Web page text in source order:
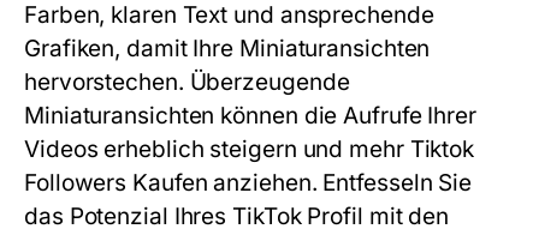
Farben, klaren Text und ansprechende
Grafiken, damit Ihre Miniaturansichten
hervorstechen. Überzeugende
Miniaturansichten können die Aufrufe Ihrer
Videos erheblich steigern und mehr Tiktok
Followers Kaufen anziehen. Entfesseln Sie
das Potenzial Ihres TikTok Profil mit den